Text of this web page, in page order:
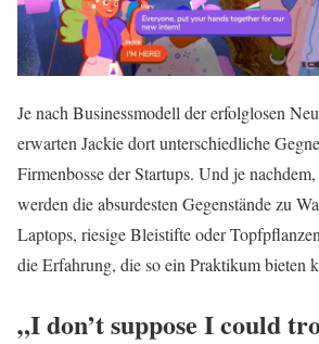
Je nach Businessmodell der erfolglosen
erwarten Jackie dort unterschiedliche
Firmenbosse der Startups. Und je
werden die absurdesten Gegenstände zu
Laptops, riesige Bleistifte oder
die Erfahrung, die so ein Praktikum bieten
„I don’t suppose I could